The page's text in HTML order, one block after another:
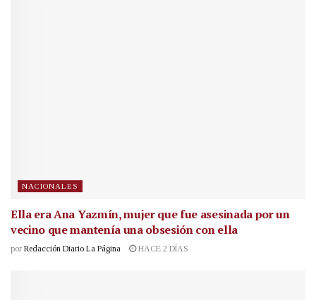
NACIONALES
Ella era Ana Yazmín, mujer que fue asesinada por un
vecino que mantenía una obsesión con ella
por Redacción Diario La Página HACE 2 DÍAS